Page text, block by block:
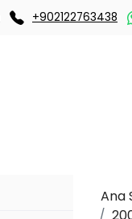
+902122763438
Ana